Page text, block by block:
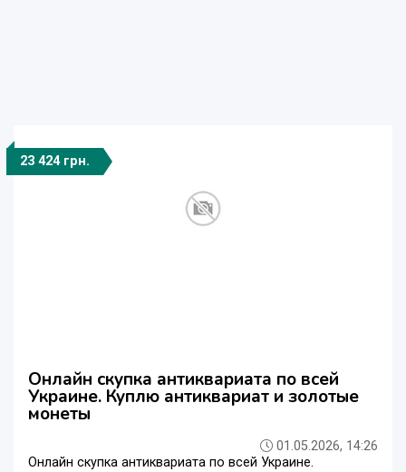
23 424 грн.
Онлайн скупка антиквариата по всей
Украине. Куплю антиквариат и золотые
монеты
01.05.2026, 14:26
Онлайн скупка антиквариата по всей Украине.